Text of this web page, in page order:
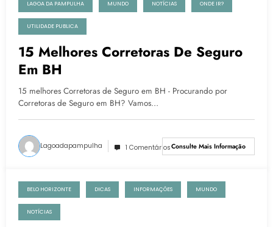
LAGOA DA PAMPULHA MUNDO NOTÍCIAS ONDE IR?
UTILIDADE PUBLICA
15 Melhores Corretoras De Seguro
Em BH
15 melhores Corretoras de Seguro em BH - Procurando por
Corretoras de Seguro em BH? Vamos…
Lagoadapampulha 1 ComentáriosConsulte Mais Informação
7 de fevereiro de 2022
BELO HORIZONTE DICAS INFORMAÇÕES MUNDO
NOTÍCIAS